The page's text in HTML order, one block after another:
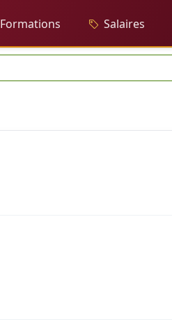
Formations Salaires